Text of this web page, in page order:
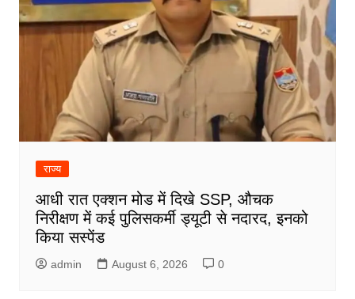
राज्य
आधी रात एक्शन मोड में दिखे SSP, औचक
निरीक्षण में कई पुलिसकर्मी ड्यूटी से नदारद, इनको
किया सस्पेंड
admin August 6, 2026 0